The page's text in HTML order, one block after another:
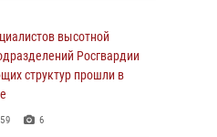
высотной
Росгвардии
структур прошли в
6